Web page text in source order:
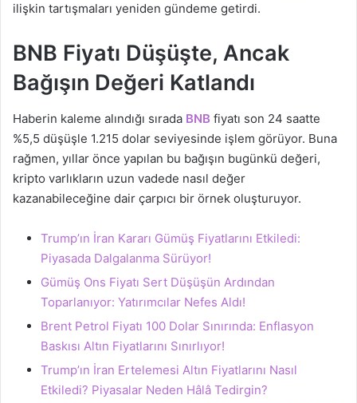
ilişkin tartışmaları yeniden gündeme getirdi.
BNB Fiyatı Düşüşte, Ancak
Bağışın Değeri Katlandı
Haberin kaleme alındığı sırada BNB fiyatı son 24 saatte
%5,5 düşüşle 1.215 dolar seviyesinde işlem görüyor. Buna
rağmen, yıllar önce yapılan bu bağışın bugünkü değeri,
kripto varlıkların uzun vadede nasıl değer
kazanabileceğine dair çarpıcı bir örnek oluşturuyor.
Trump’ın İran Kararı Gümüş Fiyatlarını Etkiledi:
Piyasada Dalgalanma Sürüyor!
Gümüş Ons Fiyatı Sert Düşüşün Ardından
Toparlanıyor: Yatırımcılar Nefes Aldı!
Brent Petrol Fiyatı 100 Dolar Sınırında: Enflasyon
Baskısı Altın Fiyatlarını Sınırlıyor!
Trump’ın İran Ertelemesi Altın Fiyatlarını Nasıl
Etkiledi? Piyasalar Neden Hâlâ Tedirgin?